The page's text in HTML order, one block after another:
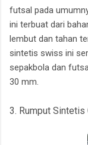
futsal pada
ini terbuat dari
lembut dan tahan
sintetis swiss ini
sepakbola dan
30 mm.
3. Rumput Sintetis